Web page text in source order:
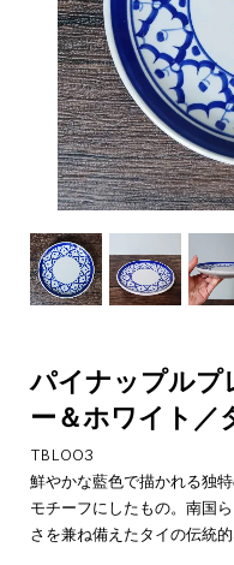
パイナップルプ
ー＆ホワイト／
TBL003
鮮やかな藍色で描かれる独
モチーフにしたもの。南国
さを兼ね備えたタイの伝統的